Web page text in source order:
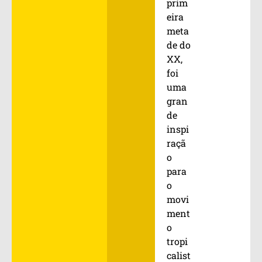
prim
eira
meta
de do
XX,
foi
uma
gran
de
inspi
raçã
o
para
o
movi
ment
o
tropi
calist